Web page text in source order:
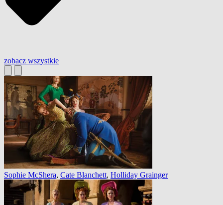
zobacz wszystkie
Sophie McShera, Cate Blanchett, Holliday Grainger